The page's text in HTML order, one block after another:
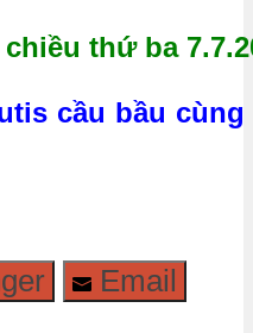
thứ ba
cầu bầu
Email